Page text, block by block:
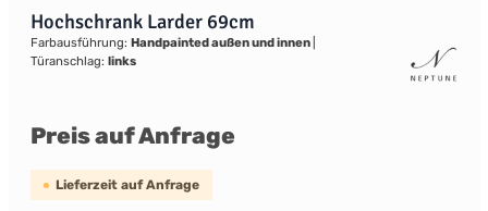
Hochschrank Larder 69cm
Farbausführung: Handpainted außen und innen
Türanschlag: links
Preis auf Anfrage
Lieferzeit auf Anfrage